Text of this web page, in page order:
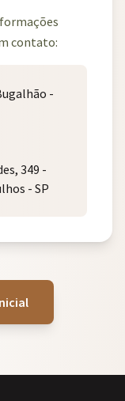
contato:
-
349 -
- SP